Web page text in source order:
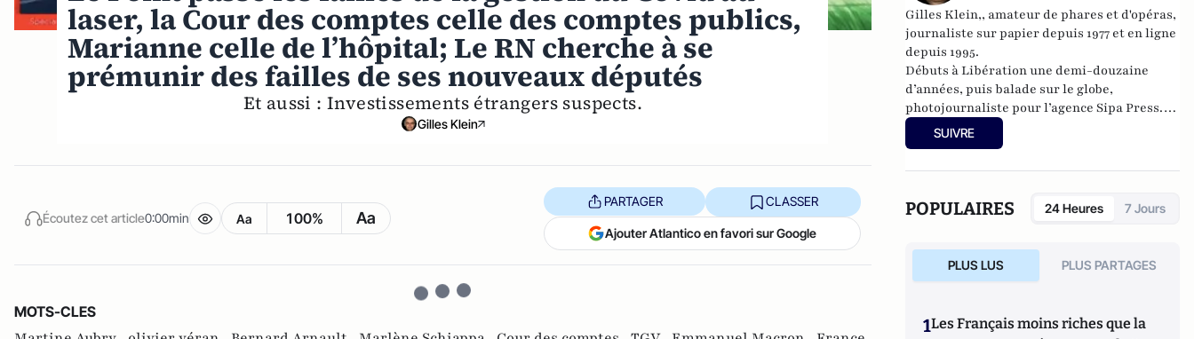
laser, la Cour des comptes celle des comptes publics,
Marianne celle de l’hôpital; Le RN cherche à se
prémunir des failles de ses nouveaux députés
Et aussi : Investissements étrangers suspects.
Gilles Klein
Écoutez cet article0:00min Aa 100% Aa
PARTAGER CLASSER
Ajouter Atlantico en favori sur Google
MOTS-CLES
Gilles Klein,, amateur de phares et d'opéras,
journaliste sur papier depuis 1977 et en ligne
depuis 1995.
Débuts à Libération une demi-douzaine
d’années, puis balade sur le globe,
photojournaliste pour l’agence Sipa Press.
Ensuite, responsable de la rubrique
Multimedia de ELLE, avant d’écrire sur les
avec Le Phare à partir de 2005 sur le site du
Monde qui a fermé sa plateforme de blogs.
depuis 2007.
SUIVRE
POPULAIRES 24 Heures 7 Jours
PLUS LUS PLUS PARTAGES
1Les Français moins riches que la